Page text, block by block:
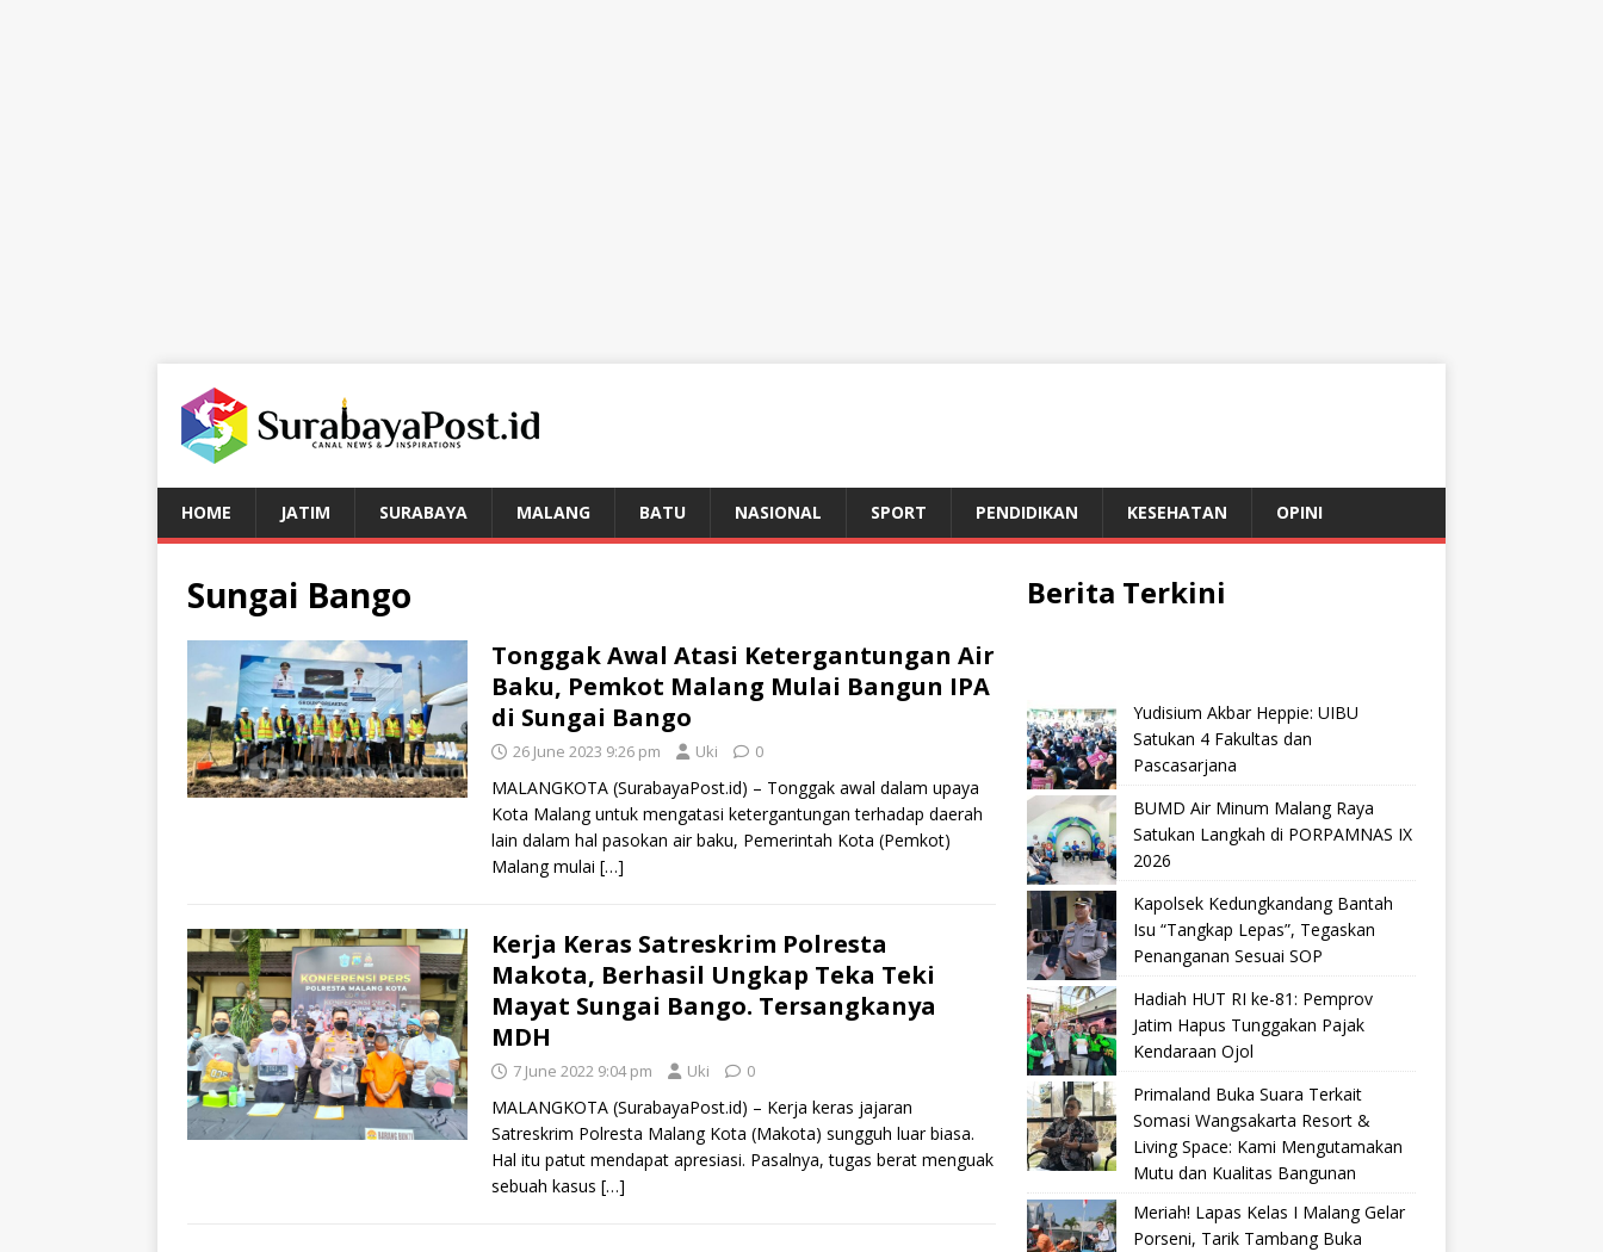
HOME JATIM SURABAYA MALANG BATU NASIONAL SPORT PENDIDIKAN KESEHATAN OPINI
Sungai Bango
Tonggak Awal Atasi Ketergantungan Air
Baku, Pemkot Malang Mulai Bangun IPA
di Sungai Bango
26 June 2023 9:26 pm Uki 0
MALANGKOTA (SurabayaPost.id) – Tonggak awal dalam upaya
Kota Malang untuk mengatasi ketergantungan terhadap daerah
lain dalam hal pasokan air baku, Pemerintah Kota (Pemkot)
Malang mulai […]
Kerja Keras Satreskrim Polresta
Makota, Berhasil Ungkap Teka Teki
Mayat Sungai Bango. Tersangkanya
MDH
7 June 2022 9:04 pm Uki 0
MALANGKOTA (SurabayaPost.id) – Kerja keras jajaran
Satreskrim Polresta Malang Kota (Makota) sungguh luar biasa.
Hal itu patut mendapat apresiasi. Pasalnya, tugas berat menguak
sebuah kasus […]
Berita Terkini
Yudisium Akbar Heppie: UIBU
Satukan 4 Fakultas dan
Pascasarjana
BUMD Air Minum Malang Raya
Satukan Langkah di PORPAMNAS IX
2026
Kapolsek Kedungkandang Bantah
Isu “Tangkap Lepas”, Tegaskan
Penanganan Sesuai SOP
Hadiah HUT RI ke-81: Pemprov
Jatim Hapus Tunggakan Pajak
Kendaraan Ojol
Primaland Buka Suara Terkait
Somasi Wangsakarta Resort &
Living Space: Kami Mengutamakan
Mutu dan Kualitas Bangunan
Meriah! Lapas Kelas I Malang Gelar
Porseni, Tarik Tambang Buka